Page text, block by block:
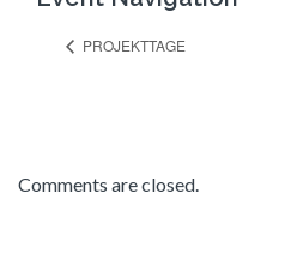
PROJEKTTAGE
Comments are closed.